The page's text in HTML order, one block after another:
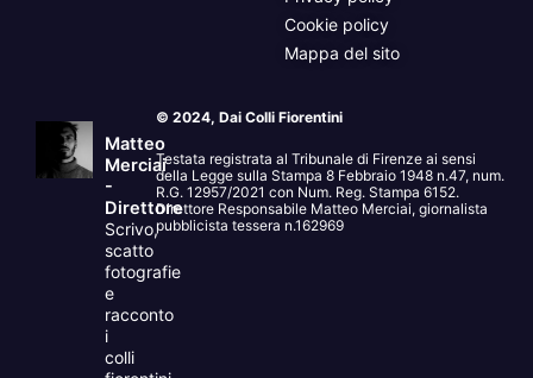
Cookie policy
Mappa del sito
Matteo
Merciai
-
Direttore
Scrivo,
scatto
fotografie
e
racconto
i
colli
© 2024, Dai Colli Fiorentini
Testata registrata al Tribunale di Firenze ai sensi
della Legge sulla Stampa 8 Febbraio 1948 n.47, num.
R.G. 12957/2021 con Num. Reg. Stampa 6152.
Direttore Responsabile Matteo Merciai, giornalista
pubblicista tessera n.162969